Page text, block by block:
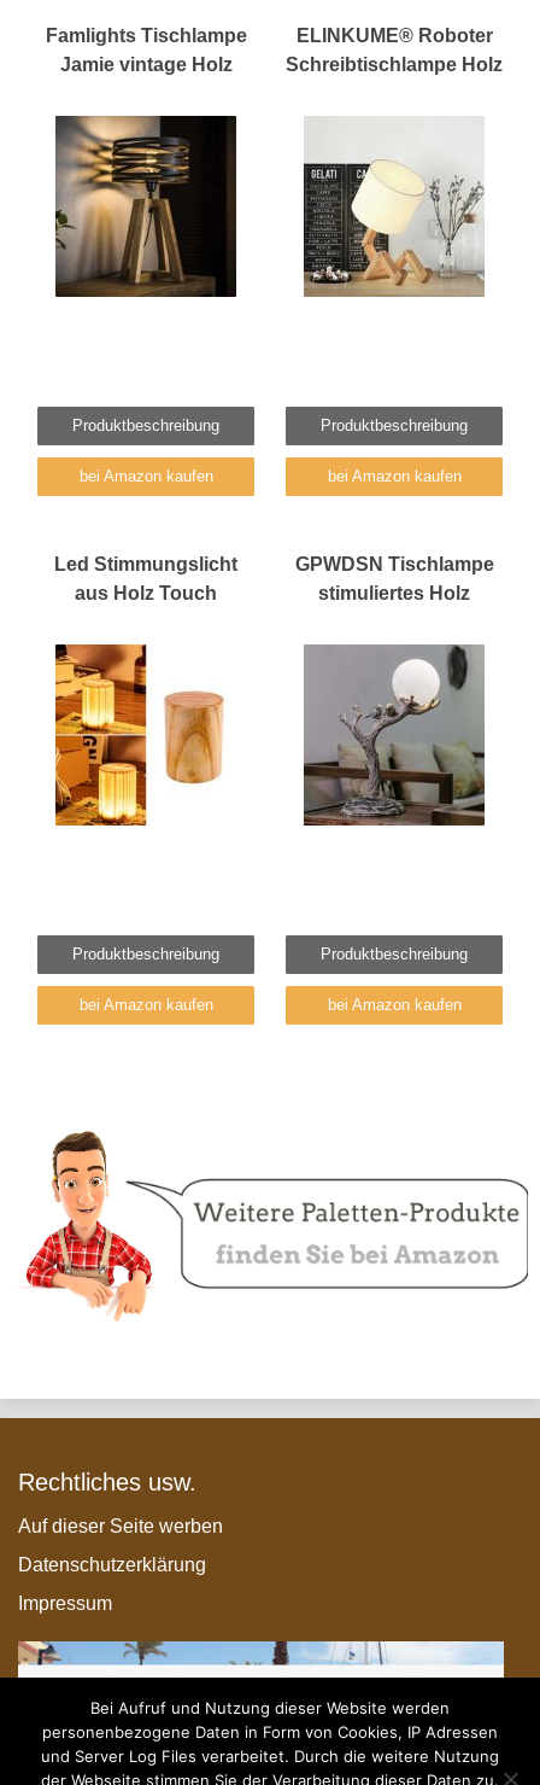
Famlights Tischlampe
Jamie vintage Holz
Produktbeschreibung
bei Amazon kaufen
ELINKUME® Roboter
Schreibtischlampe Holz
Produktbeschreibung
bei Amazon kaufen
Led Stimmungslicht
aus Holz Touch
Produktbeschreibung
bei Amazon kaufen
GPWDSN Tischlampe
stimuliertes Holz
Produktbeschreibung
bei Amazon kaufen
Rechtliches usw.
Auf dieser Seite werben
Datenschutzerklärung
Impressum
Bei Aufruf und Nutzung dieser Website werden
personenbezogene Daten in Form von Cookies, IP Adressen
und Server Log Files verarbeitet. Durch die weitere Nutzung
der Webseite stimmen Sie der Verarbeitung dieser Daten zu.